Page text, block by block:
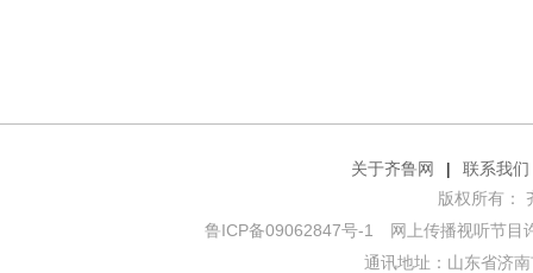
关于齐鲁网 |
联系我们
版权所有：
鲁ICP备09062847号-1
网上传播视听节目
通讯地址：山东省济